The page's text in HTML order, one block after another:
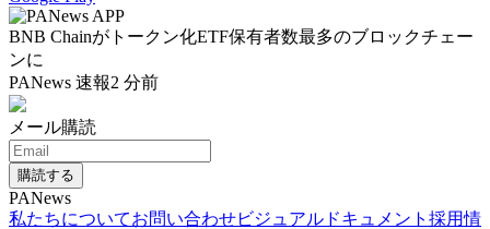
BNB Chainがトークン化ETF保有者数最多のブロックチェー
ンに
PANews 速報2 分前
メール購読
購読する
PANews
私たちについてお問い合わせビジュアルドキュメント 採用情